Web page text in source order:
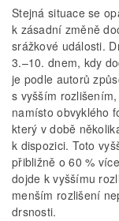
Stejná situace se
k zásadní změně
srážkové události.
3.–10. dnem, kdy
je podle autorů
s vyšším
namísto obvyklého
který v době
k dispozici. Toto
přibližně o 60 %
dojde k vyššímu
menším rozlišení
drsnosti.